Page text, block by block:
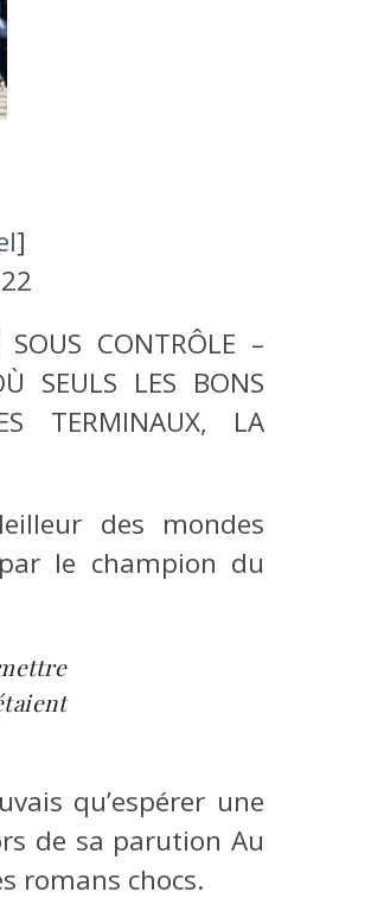
]
CONTRÔLE –
SEULS LES BONS
TERMINAUX, LA
des mondes
le champion du
qu’espérer une
de sa parution Au
romans chocs.